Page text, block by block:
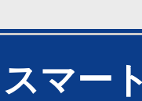
スマー